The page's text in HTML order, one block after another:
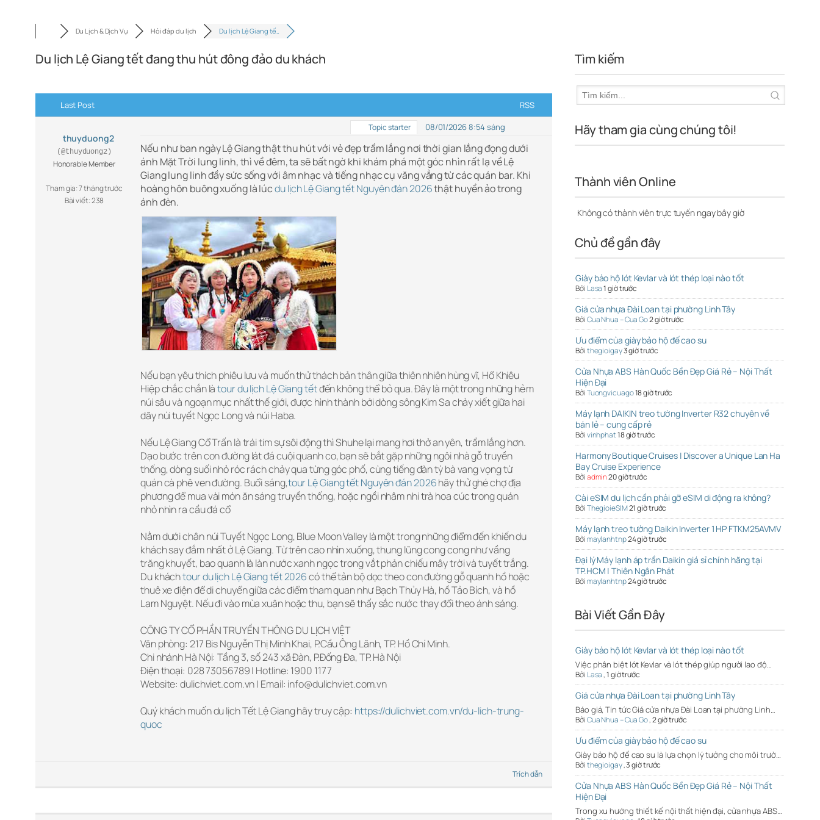
Du Lịch & Dịch Vụ Hỏi đáp du lịch Du lịch Lệ Giang tế…
Du lịch Lệ Giang tết đang thu hút đông đảo du khách
Last Post RSS
thuyduong2
(@thuyduong2)
Honorable Member
Tham gia: 7 tháng trước
Bài viết: 238
Topic starter 08/01/2026 8:54 sáng
Nếu như ban ngày Lệ Giang thật thu hút với vẻ đẹp trầm lắng nơi thời gian lắng đọng dưới
ánh Mặt Trời lung linh, thì về đêm, ta sẽ bất ngờ khi khám phá một góc nhìn rất lạ về Lệ
Giang lung linh đầy sức sống với âm nhạc và tiếng nhạc cụ văng vẳng từ các quán bar. Khi
hoàng hôn buông xuống là lúcdu lịch Lệ Giang tết Nguyên đán 2026thật huyền ảo trong
ánh đèn.
Nếu bạn yêu thích phiêu lưu và muốn thử thách bản thân giữa thiên nhiên hùng vĩ, Hổ Khiêu
Hiệp chắc chắn làtour du lịch Lệ Giang tếtđến không thể bỏ qua. Đây là một trong những hẻm
núi sâu và ngoạn mục nhất thế giới, được hình thành bởi dòng sông Kim Sa chảy xiết giữa hai
dãy núi tuyết Ngọc Long và núi Haba.
Nếu Lệ Giang Cổ Trấn là trái tim sự sôi động thì Shuhe lại mang hơi thở an yên, trầm lắng hơn.
Dạo bước trên con đường lát đá cuội quanh co, bạn sẽ bắt gặp những ngôi nhà gỗ truyền
thống, dòng suối nhỏ róc rách chảy qua từng góc phố, cùng tiếng đàn tỳ bà vang vọng từ
quán cà phê ven đường. Buổi sáng,tour Lệ Giang tết Nguyên đán 2026hãy thử ghé chợ địa
phương để mua vài món ăn sáng truyền thống, hoặc ngồi nhâm nhi trà hoa cúc trong quán
nhỏ nhìn ra cầu đá cổ
Nằm dưới chân núi Tuyết Ngọc Long, Blue Moon Valley là một trong những điểm đến khiến du
khách say đắm nhất ở Lệ Giang. Từ trên cao nhìn xuống, thung lũng cong cong như vầng
trăng khuyết, bao quanh là làn nước xanh ngọc trong vắt phản chiếu mây trời và tuyết trắng.
Du kháchtour du lịch Lệ Giang tết 2026có thể tản bộ dọc theo con đường gỗ quanh hồ hoặc
thuê xe điện để di chuyển giữa các điểm tham quan như Bạch Thủy Hà, hồ Tảo Bích, và hồ
Lam Nguyệt. Nếu đi vào mùa xuân hoặc thu, bạn sẽ thấy sắc nước thay đổi theo ánh sáng.
CÔNG TY CỔ PHẦN TRUYỀN THÔNG DU LỊCH VIỆT
Văn phòng: 217 Bis Nguyễn Thị Minh Khai, P.Cầu Ông Lãnh, TP. Hồ Chí Minh.
Chi nhánh Hà Nội: Tầng 3, số 243 xã Đàn, P.Đống Đa, TP. Hà Nội
Điện thoại: 028 73056789 | Hotline: 1900 1177
Website: dulichviet.com.vn | Email: info@dulichviet.com.vn
Quý khách muốn du lịch Tết Lệ Giang hãy truy cập: https://dulichviet.com.vn/du-lich-trung-
quoc
Trích dẫn
Tìm kiếm
Hãy tham gia cùng chúng tôi!
Thành viên Online
Không có thành viên trực tuyến ngay bây giờ
Chủ đề gần đây
Giày bảo hộ lót Kevlar và lót thép loại nào tốt
Bởi Lasa1 giờ trước
Giá cửa nhựa Đài Loan tại phường Linh Tây
BởiCua Nhua – Cua Go2 giờ trước
Ưu điểm của giày bảo hộ đế cao su
Bởithegioigay3 giờ trước
Cửa Nhựa ABS Hàn Quốc Bền Đẹp Giá Rẻ – Nội Thất
Hiện Đại
BởiTuongvicuago18 giờ trước
Máy lạnh DAIKIN treo tường Inverter R32 chuyên về
bán lẻ – cung cấp rẻ
Bởivinhphat18 giờ trước
Harmony Boutique Cruises | Discover a Unique Lan Ha
Bay Cruise Experience
Bởiadmin20 giờ trước
Cài eSIM du lịch cần phải gỡ eSIM di động ra không?
BởiThegioieSIM21 giờ trước
Máy lạnh treo tường Daikin Inverter 1 HP FTKM25AVMV
Bởimaylanhtnp24 giờ trước
Đại lý Máy lạnh áp trần Daikin giá sỉ chính hãng tại
TP.HCM | Thiên Ngân Phát
Bởimaylanhtnp24 giờ trước
Bài Viết Gần Đây
Giày bảo hộ lót Kevlar và lót thép loại nào tốt
Việc phân biệt lót Kevlar và lót thép giúp người lao độ…
Bởi Lasa,1 giờ trước
Giá cửa nhựa Đài Loan tại phường Linh Tây
Báo giá, Tin tức Giá cửa nhựa Đài Loan tại phường Linh…
BởiCua Nhua – Cua Go,2 giờ trước
Ưu điểm của giày bảo hộ đế cao su
Giày bảo hộ đế cao su là lựa chọn lý tưởng cho môi trườ…
Bởithegioigay,3 giờ trước
Cửa Nhựa ABS Hàn Quốc Bền Đẹp Giá Rẻ – Nội Thất
Hiện Đại
Trong xu hướng thiết kế nội thất hiện đại, cửa nhựa ABS…